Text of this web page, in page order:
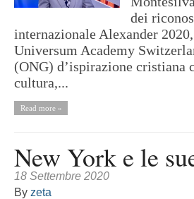
dei
internazionale Alexander
Universum Academy
(ONG) d’ispirazione cristiana
cultura,...
Read more »
New York e le
18 Settembre 2020
By zeta